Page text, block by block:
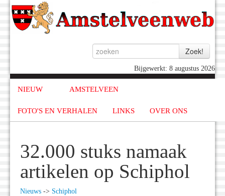
Bijgewerkt: 8 augustus 2026
NIEUW AMSTELVEEN
FOTO'S EN VERHALEN LINKS OVER ONS
32.000 stuks namaak
artikelen op Schiphol
Nieuws -> Schiphol